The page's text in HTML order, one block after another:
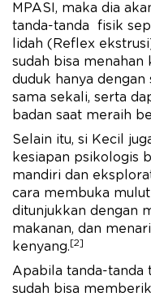
MPASI, maka dia
tanda-tanda fisik
lidah (Reflex
sudah bisa
duduk hanya
sama sekali, serta
badan saat meraih
Selain itu, si Kecil
kesiapan psikologis
mandiri dan
cara membuka
ditunjukkan dengan
makanan, dan
kenyang.[2]
Apabila tanda-tanda
sudah bisa